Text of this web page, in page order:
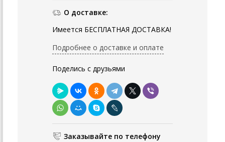
О доставке:
Имеется БЕСПЛАТНАЯ ДОСТАВКА!
Подробнее о доставке и оплате
Поделись с друзьями
Заказывайте по телефону